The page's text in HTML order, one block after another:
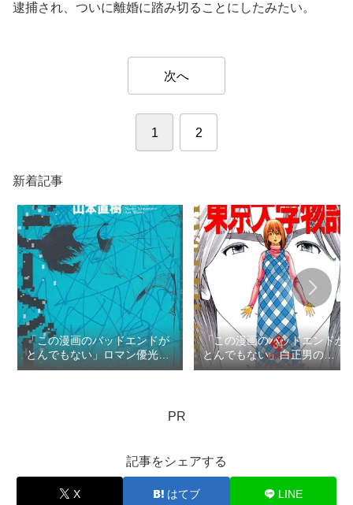
逮捕され、ついに離婚に踏み切ることにしたみたい。
次へ
1 2
新着記事
「この漫画のバッドエンドが
とんでもない」ロマン優光の
TOP3
「この漫画のバッドエンドが
とんでもない」白正男の
TOP3
PR
記事をシェアする
X はてブ LINE